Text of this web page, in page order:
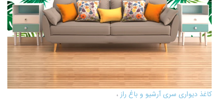
کاغذ دیواری سری آرشیو و باغ راز